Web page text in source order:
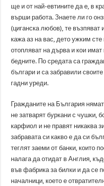
ще и от най-евтините да е, в
върши работа. Знаете ли го
(циганска любов), те възпяват
кажа аз на вас, дето ужким
отопляват на дърва и кои
бедните. По средата са
българи и са забравили
гадни уреди.
Гражданите на България
не затварят буркани с чушки,
карфиол и не правят никаква
забравата си какво е да си
теглят заеми от банки, които
налага да отидат в Англия,
във фабрика за билки и да се
началници, което е